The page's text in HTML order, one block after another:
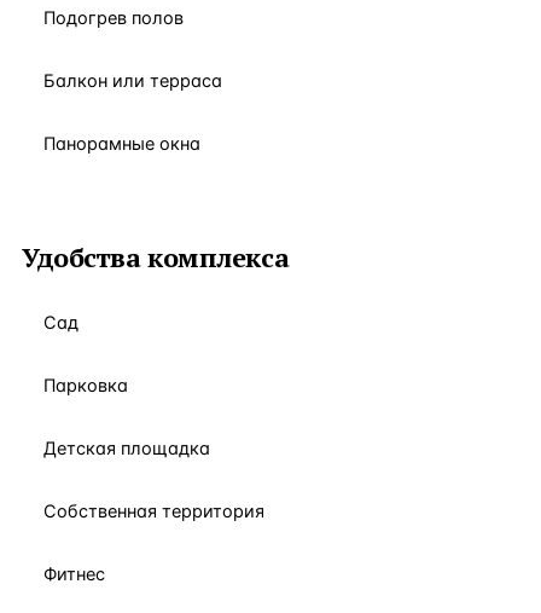
Подогрев полов
Балкон или терраса
Панорамные окна
Удобства комплекса
Сад
Парковка
Детская площадка
Собственная территория
Фитнес